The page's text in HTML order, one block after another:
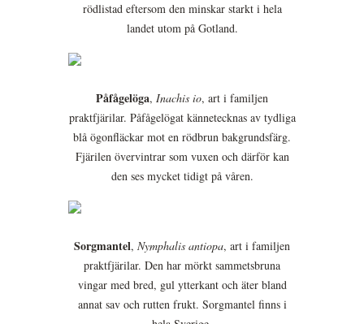
rödlistad eftersom den minskar starkt i hela
landet utom på Gotland.
Påfågelöga, Inachis io, art i familjen
praktfjärilar. Påfågelögat kännetecknas av tydliga
blå ögonfläckar mot en rödbrun bakgrundsfärg.
Fjärilen övervintrar som vuxen och därför kan
den ses mycket tidigt på våren.
Sorgmantel, Nymphalis antiopa, art i familjen
praktfjärilar. Den har mörkt sammetsbruna
vingar med bred, gul ytterkant och äter bland
annat sav och rutten frukt. Sorgmantel finns i